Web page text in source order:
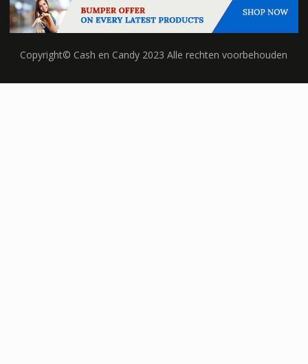
Copyright© Cash en Candy 2023 Alle rechten voorbehouden